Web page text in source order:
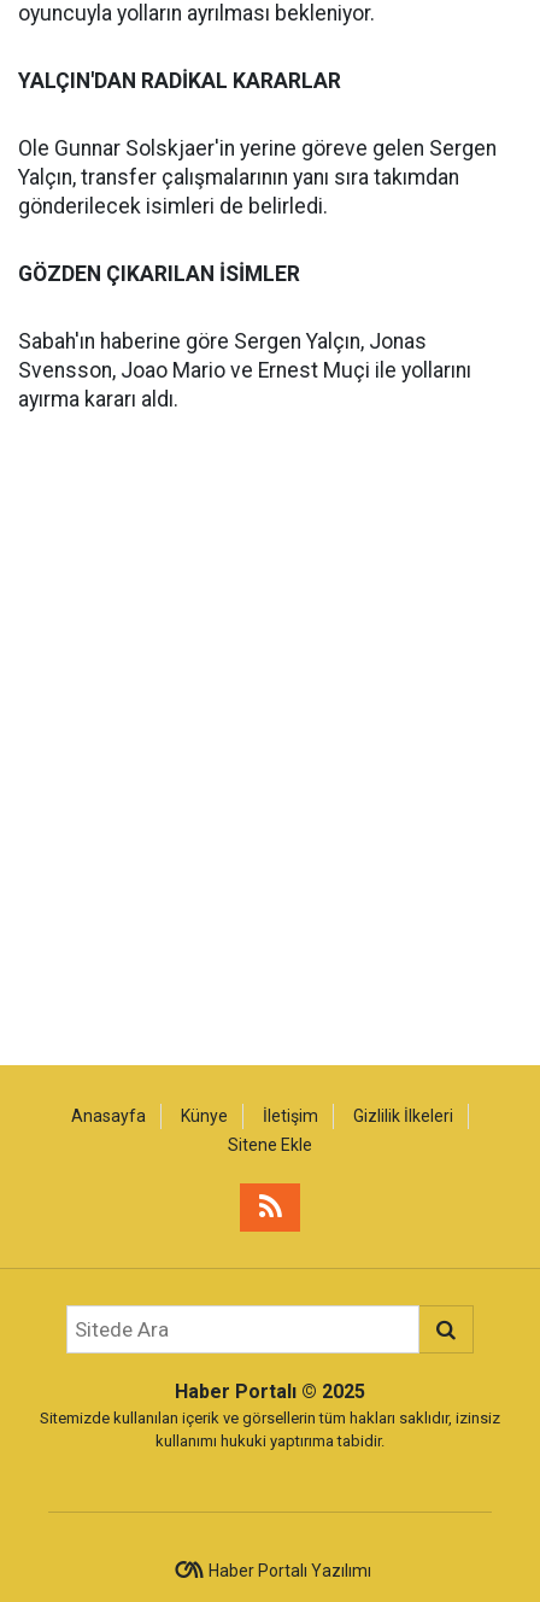
oyuncuyla yolların ayrılması bekleniyor.
YALÇIN'DAN RADİKAL KARARLAR
Ole Gunnar Solskjaer'in yerine göreve gelen Sergen
Yalçın, transfer çalışmalarının yanı sıra takımdan
gönderilecek isimleri de belirledi.
GÖZDEN ÇIKARILAN İSİMLER
Sabah'ın haberine göre Sergen Yalçın, Jonas
Svensson, Joao Mario ve Ernest Muçi ile yollarını
ayırma kararı aldı.
Anasayfa Künye İletişim
Gizlilik İlkeleri
Sitene Ekle
Haber Portalı © 2025
Sitemizde kullanılan içerik ve görsellerin tüm hakları saklıdır, izinsiz
kullanımı hukuki yaptırıma tabidir.
Haber Portalı Yazılımı